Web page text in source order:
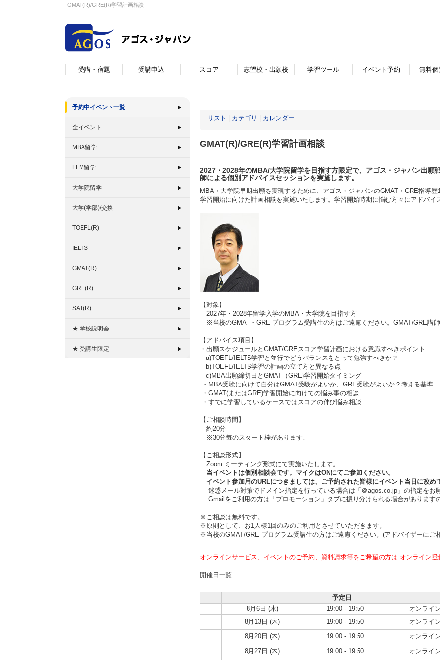
GMAT(R)/GRE(R)学習計画相談
受講・宿題 受講申込 スコア 志望校・出願校 学習ツール イベント予約 無料個
予約中イベント一覧
全イベント
MBA留学
LLM留学
大学院留学
大学(学部)/交換
TOEFL(R)
IELTS
GMAT(R)
GRE(R)
SAT(R)
★ 学校説明会
★ 受講生限定
リスト カテゴリ カレンダー
GMAT(R)/GRE(R)学習計画相談
2027・2028年のMBA/大学院留学を目指す方限定で、アゴス・ジャパン出願
師による個別アドバイスセッションを実施します。
MBA・大学院早期出願を実現するために、アゴス・ジャパンのGMAT・GRE指導
学習開始に向けた計画相談を実施いたします。学習開始時期に悩む方々にアドバイ
【対象】
2027年・2028年留学入学のMBA・大学院を目指す方
※当校のGMAT・GRE プログラム受講生の方はご遠慮ください。GMAT/GRE講師
【アドバイス項目】
・出願スケジュールとGMAT/GREスコア学習計画における意識すべきポイント
a)TOEFL/IELTS学習と並行でどうバランスをとって勉強すべきか？
b)TOEFL/IELTS学習の計画の立て方と異なる点
c)MBA出願締切日とGMAT（GRE)学習開始タイミング
・MBA受験に向けて自分はGMAT受験がよいか、GRE受験がよいか？考える基準
・GMAT(またはGRE)学習開始に向けての悩み事の相談
・すでに学習しているケースではスコアの伸び悩み相談
【ご相談時間】
約20分
※30分毎のスタート枠があります。
【ご相談形式】
Zoom ミーティング形式にて実施いたします。
当イベントは個別相談会です。マイクはONにてご参加ください。
イベント参加用のURLにつきましては、ご予約された皆様にイベント当日に改め
迷惑メール対策でドメイン指定を行っている場合は「＠agos.co.jp」の指定をお
Gmailをご利用の方は「プロモーション」タブに振り分けられる場合があります
※ご相談は無料です。
※原則として、お1人様1回のみのご利用とさせていただきます。
※当校のGMAT/GRE プログラム受講生の方はご遠慮ください。(アドバイザーにご
オンラインサービス、イベントのご予約、資料請求等をご希望の方は オンライン登
開催日一覧:
予定日
8月6日 (木)
19:00 - 19:50 オンライン
8月13日 (木)
19:00 - 19:50
オンライン
8月20日 (木)
19:00 - 19:50
オンライン
8月27日 (木)
19:00 - 19:50 オンライン